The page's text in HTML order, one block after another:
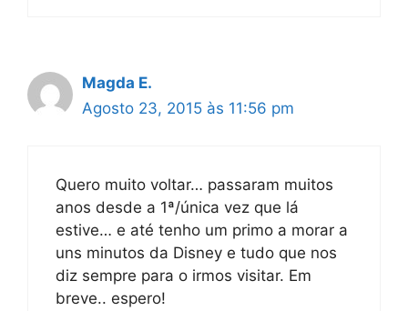
Magda E.
Agosto 23, 2015 às 11:56 pm
Quero muito voltar… passaram muitos
anos desde a 1ª/única vez que lá
estive… e até tenho um primo a morar a
uns minutos da Disney e tudo que nos
diz sempre para o irmos visitar. Em
breve.. espero!